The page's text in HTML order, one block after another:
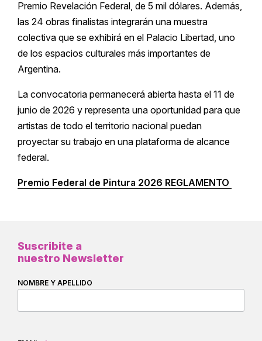
Premio Revelación Federal, de 5 mil dólares. Además,
las 24 obras finalistas integrarán una muestra
colectiva que se exhibirá en el Palacio Libertad, uno
de los espacios culturales más importantes de
Argentina.
La convocatoria permanecerá abierta hasta el 11 de
junio de 2026 y representa una oportunidad para que
artistas de todo el territorio nacional puedan
proyectar su trabajo en una plataforma de alcance
federal.
Premio Federal de Pintura 2026 REGLAMENTO
Suscribite a
nuestro Newsletter
NOMBRE Y APELLIDO